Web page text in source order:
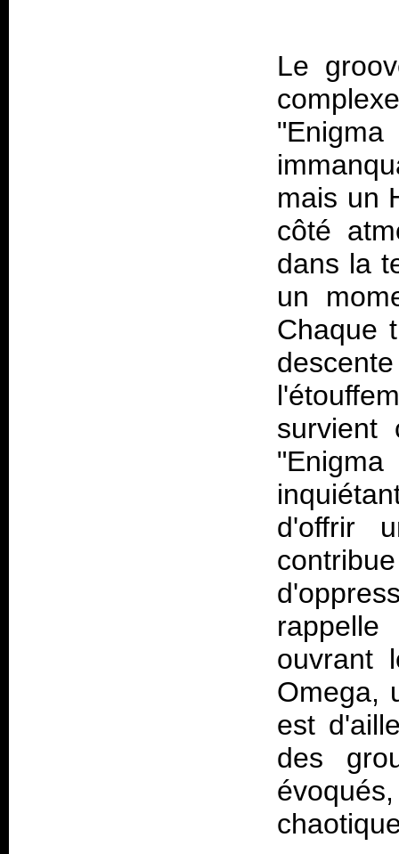
Le
mais un
côté
dans la
un
Chaque
survient
d'offrir
ouvrant
Omega,
est
des